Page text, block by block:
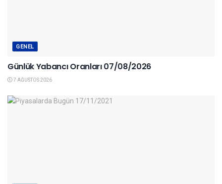
GENEL
Günlük Yabancı Oranları 07/08/2026
7 AĞUSTOS 2026